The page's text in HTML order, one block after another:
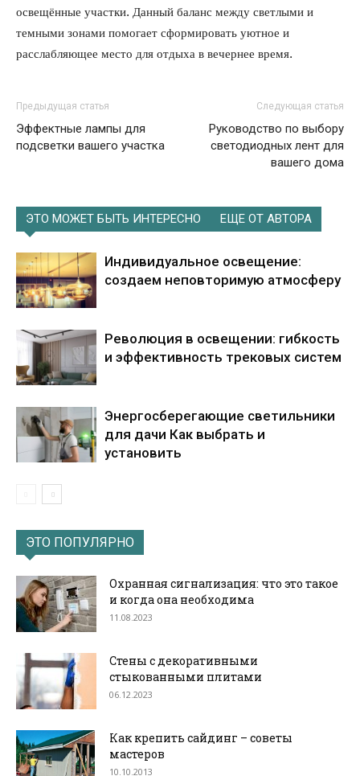
освещённые участки. Данный баланс между светлыми и
темными зонами помогает сформировать уютное и
расслабляющее место для отдыха в вечернее время.
Предыдущая статья
Эффектные лампы для
подсветки вашего участка
Следующая статья
Руководство по выбору
светодиодных лент для
вашего дома
ЭТО МОЖЕТ БЫТЬ ИНТЕРЕСНО ЕЩЕ ОТ АВТОРА
Индивидуальное освещение:
создаем неповторимую атмосферу
Революция в освещении: гибкость
и эффективность трековых систем
Энергосберегающие светильники
для дачи Как выбрать и
установить
ЭТО ПОПУЛЯРНО
Охранная сигнализация: что это такое
и когда она необходима
11.08.2023
Стены с декоративными
стыкованными плитами
06.12.2023
Как крепить сайдинг – советы
мастеров
10.10.2013